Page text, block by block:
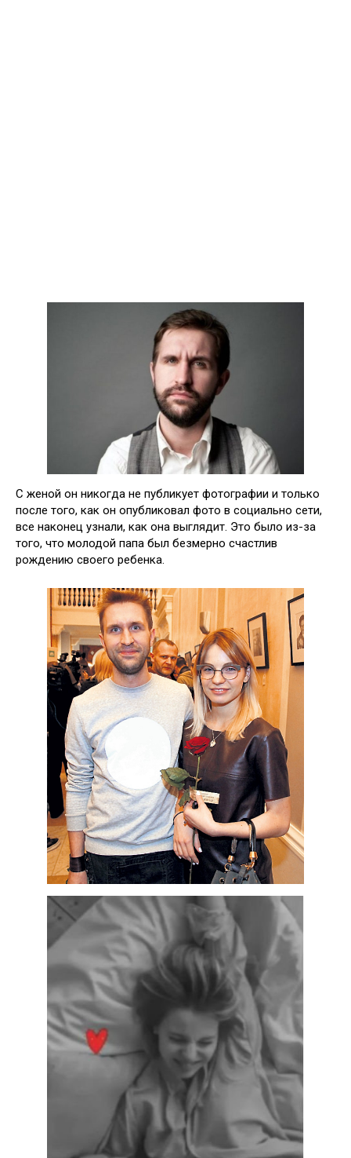
С женой он никогда не публикует фотографии и только
после того, как он опубликовал фото в социально сети,
все наконец узнали, как она выглядит. Это было из-за
того, что молодой папа был безмерно счастлив
рождению своего ребенка.